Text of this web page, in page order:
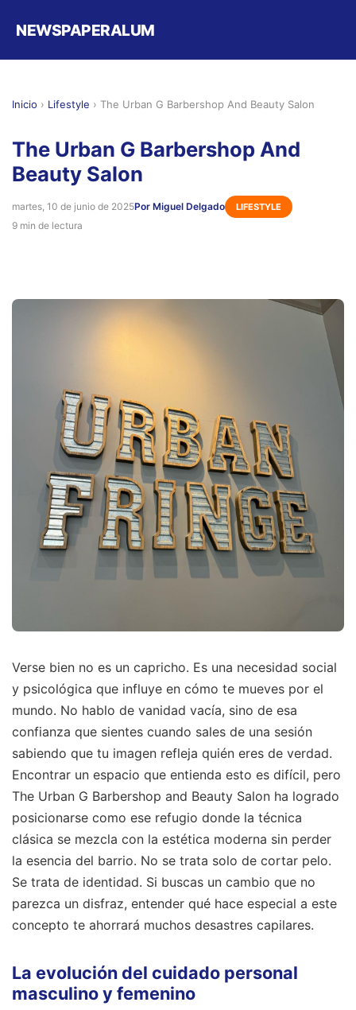
NEWSPAPERALUM
Inicio › Lifestyle › The Urban G Barbershop And Beauty Salon
The Urban G Barbershop And
Beauty Salon
martes, 10 de junio de 2025Por Miguel Delgado LIFESTYLE
9 min de lectura
Verse bien no es un capricho. Es una necesidad social
y psicológica que influye en cómo te mueves por el
mundo. No hablo de vanidad vacía, sino de esa
confianza que sientes cuando sales de una sesión
sabiendo que tu imagen refleja quién eres de verdad.
Encontrar un espacio que entienda esto es difícil, pero
The Urban G Barbershop and Beauty Salon ha logrado
posicionarse como ese refugio donde la técnica
clásica se mezcla con la estética moderna sin perder
la esencia del barrio. No se trata solo de cortar pelo.
Se trata de identidad. Si buscas un cambio que no
parezca un disfraz, entender qué hace especial a este
concepto te ahorrará muchos desastres capilares.
La evolución del cuidado personal
masculino y femenino